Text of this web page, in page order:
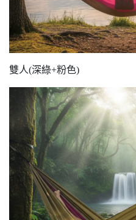
雙人(深綠+粉色)